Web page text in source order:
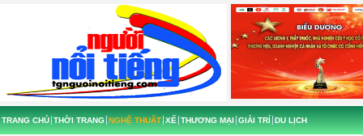
TRANG CHỦ THỜI TRANG NGHỆ THUẬT XẾ THƯƠNG MẠI GIẢI TRÍ DU LỊCH